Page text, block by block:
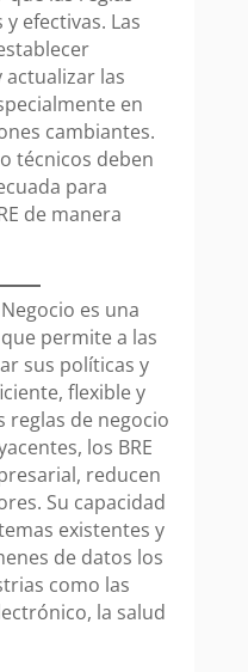
efectivas. Las
las
en
cambiantes.
técnicos deben
para
de manera
es una
permite a las
sus políticas y
flexible y
reglas de negocio
los BRE
reducen
Su capacidad
existentes y
de datos los
como las
la salud